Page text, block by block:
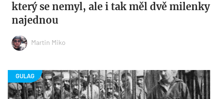
který se nemyl, ale i tak měl dvě milenky
najednou
Martin Miko